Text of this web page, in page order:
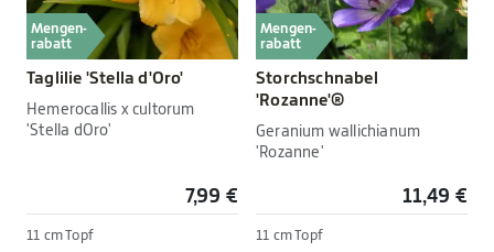
Mengen-
rabatt
Taglilie 'Stella d'Oro'
Hemerocallis x cultorum
'Stella dOro'
7,99 €
11 cm Topf
Mengen-
rabatt
Storchschnabel
'Rozanne'®
Geranium wallichianum
'Rozanne'
11,49 €
11 cm Topf